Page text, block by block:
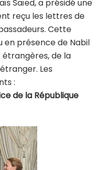
Saïed, a présidé une
reçu les lettres de
Cette
en présence de Nabil
de la
Les
:
de la République